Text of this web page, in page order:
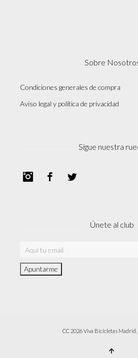
Sobre
Condiciones generales de compra
Aviso legal y política de privacidad
Sigue nuestra
InstagramFacebook
Únete al club
CC 2026 Viva Bicicletas Madrid.